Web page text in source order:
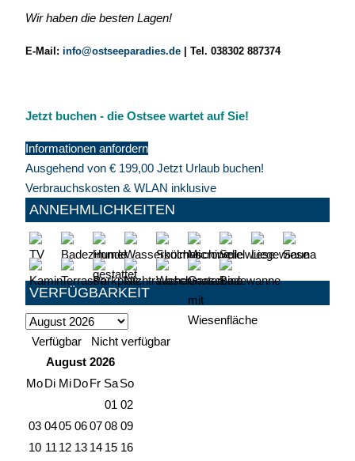
Wir haben die besten Lagen!
E-Mail: info@ostseeparadies.de Tel. 038302 887374
Jetzt buchen - die Ostsee wartet auf Sie!
Informationen anfordern
Ausgehend von € 199,00 Jetzt Urlaub buchen!
Verbrauchskosten & WLAN inklusive
ANNEHMLICHKEITEN
VERFÜGBARKEIT
Verfügbar
Nicht verfügbar
August 2026
MoDi MiDoFr SaSo
01 02
03 0405 06 0708 09
10 11 12 13 14 15 16